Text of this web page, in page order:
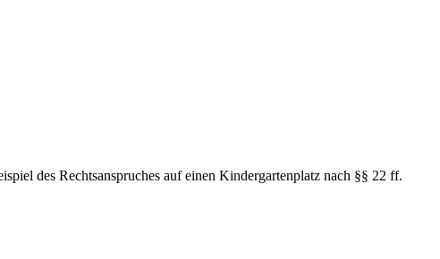
des Rechtsanspruches auf einen Kindergartenplatz nach §§ 22 ff.